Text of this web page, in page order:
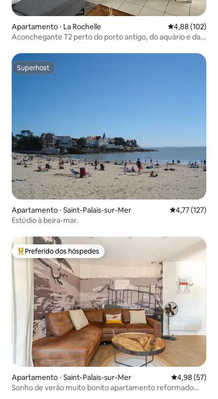
Apartamento ⋅ La Rochelle 4,88 de uma
4,88 (102)
Aconchegante T2 perto do porto antigo, do aquário e da
Superhost
Superhost
Apartamento ⋅ Saint-Palais-sur-Mer 4,77 de uma
4,77 (127)
Estúdio à beira-mar.
Entre os melhores preferidos dos hóspedes
Preferido dos hóspedes
Apartamento ⋅ Saint-Palais-sur-Mer 4,98 de uma
4,98 (57)
Sonho de verão muito bonito apartamento reformado